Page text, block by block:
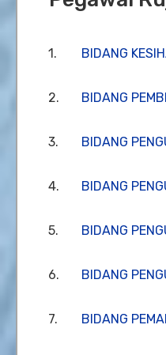
1. BIDANG
2. BIDANG
3. BIDANG
4. BIDANG
5. BIDANG
6. BIDANG
7. BIDANG